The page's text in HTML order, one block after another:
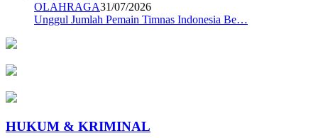
OLAHRAGA31/07/2026
Unggul Jumlah Pemain Timnas Indonesia Be…
HUKUM & KRIMINAL